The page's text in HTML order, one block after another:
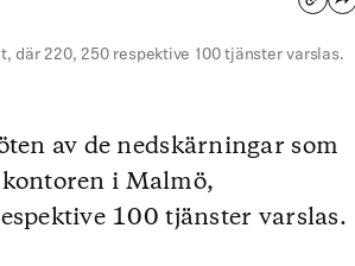
där 220, 250 respektive 100 tjänster varslas.
av de nedskärningar som
i Malmö,
100 tjänster varslas.